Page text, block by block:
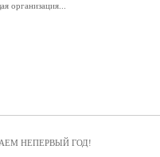
организация...
НЕПЕРВЫЙ ГОД!